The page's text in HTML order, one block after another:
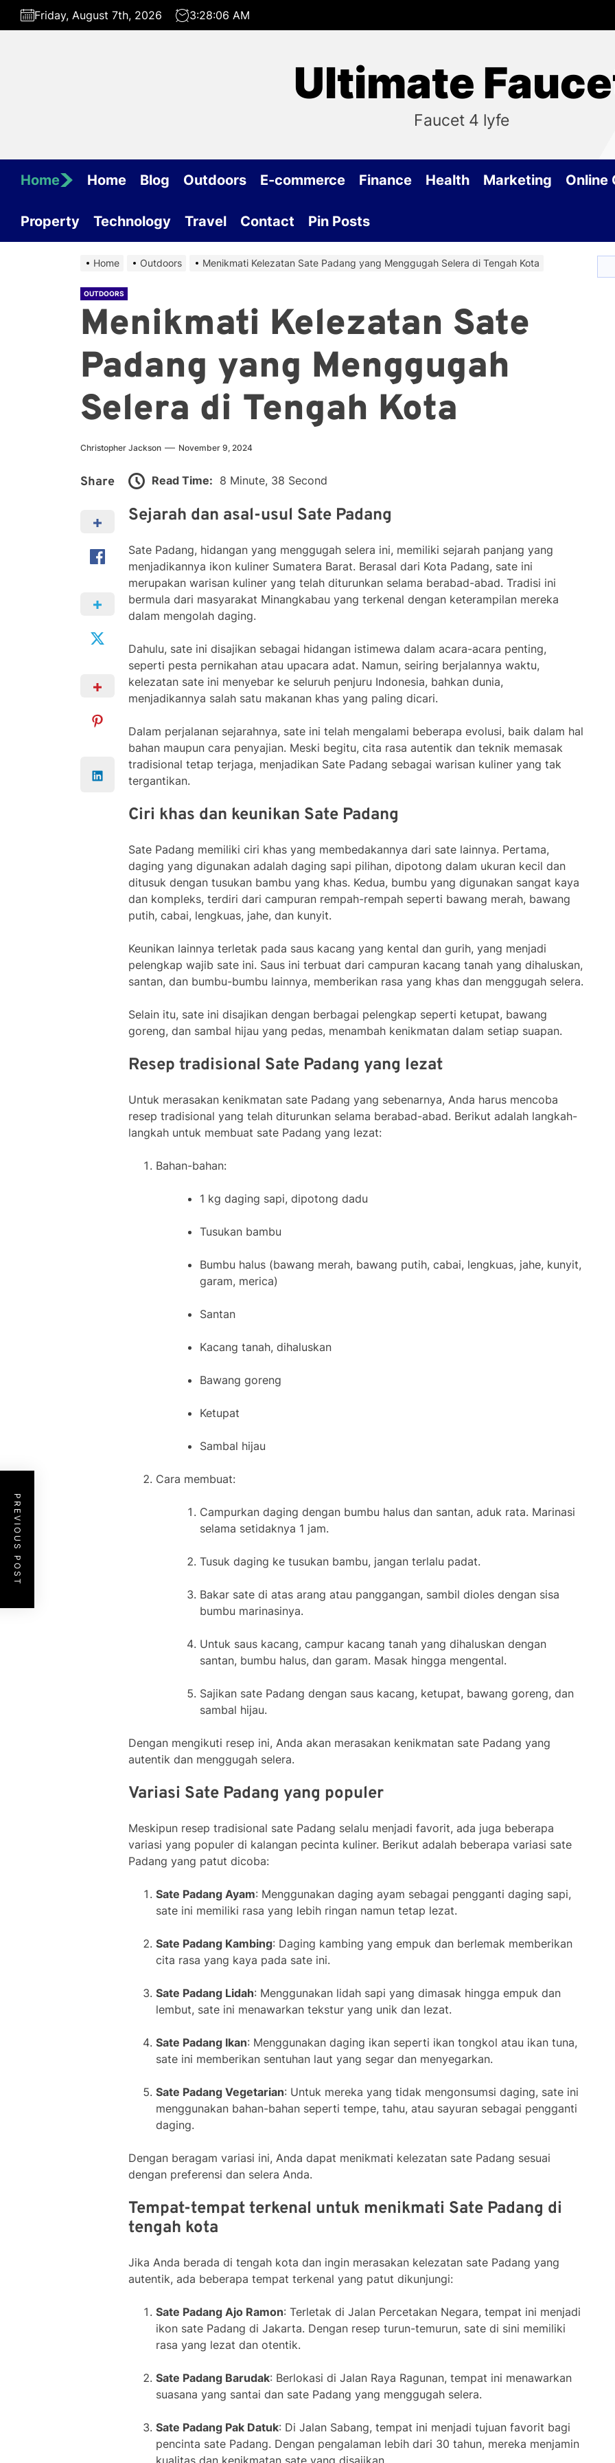
Skip
Friday, August 7th, 2026 3:28:07 AM
Ultimate
Faucet 4 lyfe
Home Home Blog Outdoors E-commerce Finance Health Marketing Online
Property Technology Travel Contact Pin Posts
Home Outdoors Menikmati Kelezatan Sate Padang yang Menggugah Selera di Tengah Kota
OUTDOORS
Menikmati Kelezatan Sate
Padang yang Menggugah
Selera di Tengah Kota
Christopher Jackson November 9, 2024
Share Read Time: 8 Minute, 38 Second
Sejarah dan asal-usul Sate Padang
Sate Padang, hidangan yang menggugah selera ini, memiliki sejarah panjang yang
menjadikannya ikon kuliner Sumatera Barat. Berasal dari Kota Padang, sate ini
merupakan warisan kuliner yang telah diturunkan selama berabad-abad. Tradisi ini
bermula dari masyarakat Minangkabau yang terkenal dengan keterampilan mereka
dalam mengolah daging.
Dahulu, sate ini disajikan sebagai hidangan istimewa dalam acara-acara penting,
seperti pesta pernikahan atau upacara adat. Namun, seiring berjalannya waktu,
kelezatan sate ini menyebar ke seluruh penjuru Indonesia, bahkan dunia,
menjadikannya salah satu makanan khas yang paling dicari.
Dalam perjalanan sejarahnya, sate ini telah mengalami beberapa evolusi, baik dalam hal
bahan maupun cara penyajian. Meski begitu, cita rasa autentik dan teknik memasak
tradisional tetap terjaga, menjadikan Sate Padang sebagai warisan kuliner yang tak
tergantikan.
Ciri khas dan keunikan Sate Padang
Sate Padang memiliki ciri khas yang membedakannya dari sate lainnya. Pertama,
daging yang digunakan adalah daging sapi pilihan, dipotong dalam ukuran kecil dan
ditusuk dengan tusukan bambu yang khas. Kedua, bumbu yang digunakan sangat kaya
dan kompleks, terdiri dari campuran rempah-rempah seperti bawang merah, bawang
putih, cabai, lengkuas, jahe, dan kunyit.
Keunikan lainnya terletak pada saus kacang yang kental dan gurih, yang menjadi
pelengkap wajib sate ini. Saus ini terbuat dari campuran kacang tanah yang dihaluskan,
santan, dan bumbu-bumbu lainnya, memberikan rasa yang khas dan menggugah selera.
Selain itu, sate ini disajikan dengan berbagai pelengkap seperti ketupat, bawang
goreng, dan sambal hijau yang pedas, menambah kenikmatan dalam setiap suapan.
Resep tradisional Sate Padang yang lezat
Untuk merasakan kenikmatan sate Padang yang sebenarnya, Anda harus mencoba
resep tradisional yang telah diturunkan selama berabad-abad. Berikut adalah langkah-
langkah untuk membuat sate Padang yang lezat:
Bahan-bahan:
1 kg daging sapi, dipotong dadu
Tusukan bambu
Bumbu halus (bawang merah, bawang putih, cabai, lengkuas, jahe, kunyit,
garam, merica)
Santan
Kacang tanah, dihaluskan
Bawang goreng
Ketupat
Sambal hijau
Cara membuat:
Campurkan daging dengan bumbu halus dan santan, aduk rata. Marinasi
selama setidaknya 1 jam.
Tusuk daging ke tusukan bambu, jangan terlalu padat.
Bakar sate di atas arang atau panggangan, sambil dioles dengan sisa
bumbu marinasinya.
Untuk saus kacang, campur kacang tanah yang dihaluskan dengan
santan, bumbu halus, dan garam. Masak hingga mengental.
Sajikan sate Padang dengan saus kacang, ketupat, bawang goreng, dan
sambal hijau.
Dengan mengikuti resep ini, Anda akan merasakan kenikmatan sate Padang yang
autentik dan menggugah selera.
Variasi Sate Padang yang populer
Meskipun resep tradisional sate Padang selalu menjadi favorit, ada juga beberapa
variasi yang populer di kalangan pecinta kuliner. Berikut adalah beberapa variasi sate
Padang yang patut dicoba:
Sate Padang Ayam: Menggunakan daging ayam sebagai pengganti daging sapi,
sate ini memiliki rasa yang lebih ringan namun tetap lezat.
Sate Padang Kambing: Daging kambing yang empuk dan berlemak memberikan
cita rasa yang kaya pada sate ini.
Sate Padang Lidah: Menggunakan lidah sapi yang dimasak hingga empuk dan
lembut, sate ini menawarkan tekstur yang unik dan lezat.
Sate Padang Ikan: Menggunakan daging ikan seperti ikan tongkol atau ikan tuna,
sate ini memberikan sentuhan laut yang segar dan menyegarkan.
Sate Padang Vegetarian: Untuk mereka yang tidak mengonsumsi daging, sate ini
menggunakan bahan-bahan seperti tempe, tahu, atau sayuran sebagai pengganti
daging.
Dengan beragam variasi ini, Anda dapat menikmati kelezatan sate Padang sesuai
dengan preferensi dan selera Anda.
Tempat-tempat terkenal untuk menikmati Sate Padang di
tengah kota
Jika Anda berada di tengah kota dan ingin merasakan kelezatan sate Padang yang
autentik, ada beberapa tempat terkenal yang patut dikunjungi:
Sate Padang Ajo Ramon: Terletak di Jalan Percetakan Negara, tempat ini menjadi
ikon sate Padang di Jakarta. Dengan resep turun-temurun, sate di sini memiliki
rasa yang lezat dan otentik.
Sate Padang Barudak: Berlokasi di Jalan Raya Ragunan, tempat ini menawarkan
suasana yang santai dan sate Padang yang menggugah selera.
Sate Padang Pak Datuk: Di Jalan Sabang, tempat ini menjadi tujuan favorit bagi
pencinta sate Padang. Dengan pengalaman lebih dari 30 tahun, mereka menjamin
PREVIOUS POST